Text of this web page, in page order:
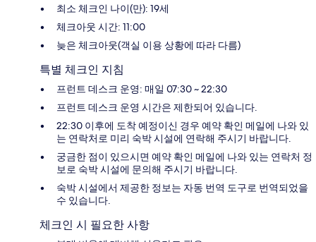
최소 체크인 나이(만): 19세
체크아웃 시간: 11:00
늦은 체크아웃(객실 이용 상황에 따라 다름)
특별 체크인 지침
프런트 데스크 운영: 매일 07:30 ~ 22:30
프런트 데스크 운영 시간은 제한되어 있습니다.
22:30 이후에 도착 예정이신 경우 예약 확인 메일에 나와 있
는 연락처로 미리 숙박 시설에 연락해 주시기 바랍니다.
궁금한 점이 있으시면 예약 확인 메일에 나와 있는 연락처 정
보로 숙박 시설에 문의해 주시기 바랍니다.
숙박 시설에서 제공한 정보는 자동 번역 도구로 번역되었을
수 있습니다.
체크인 시 필요한 사항